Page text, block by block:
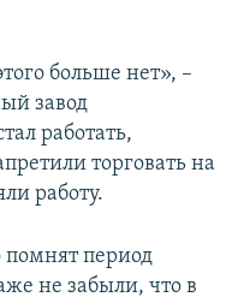
больше нет», –
завод
работать,
торговать на
работу.
помнят период
не забыли, что в